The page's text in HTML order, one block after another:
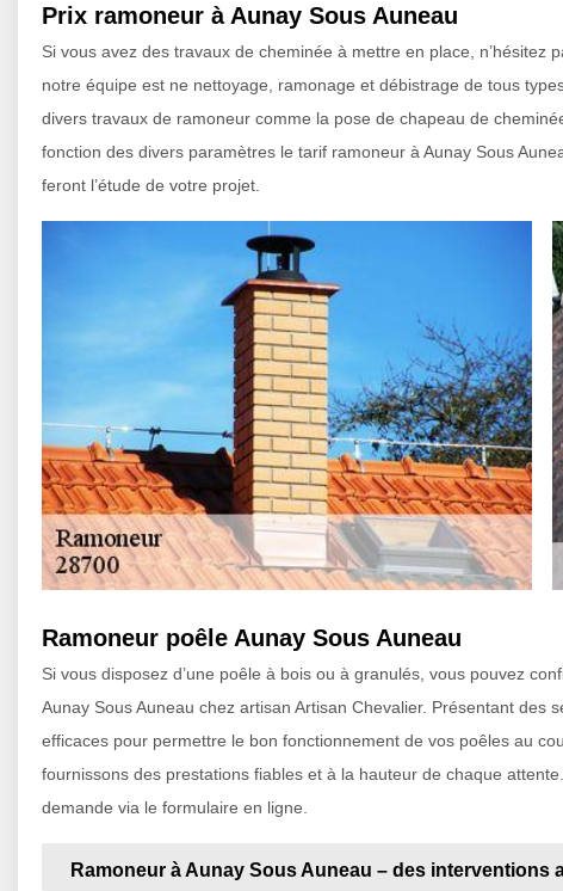
Prix ramoneur à Aunay Sous Auneau
Si vous avez des travaux de cheminée à mettre en place, n’hésitez
notre équipe est ne nettoyage, ramonage et débistrage de tous
divers travaux de ramoneur comme la pose de chapeau de
fonction des divers paramètres le tarif ramoneur à Aunay Sous
feront l’étude de votre projet.
Ramoneur poêle Aunay Sous Auneau
Si vous disposez d’une poêle à bois ou à granulés, vous pouvez
Aunay Sous Auneau chez artisan Artisan Chevalier. Présentant des
efficaces pour permettre le bon fonctionnement de vos poêles au
fournissons des prestations fiables et à la hauteur de chaque
demande via le formulaire en ligne.
Ramoneur à Aunay Sous Auneau – des interventions